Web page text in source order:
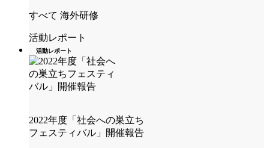
すべて 海外研修
活動レポート
活動レポート
2022年度「社会への巣立ち
フェスティバル」開催報告